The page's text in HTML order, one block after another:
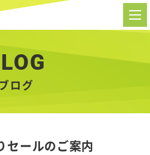
ブログ
ールのご案内